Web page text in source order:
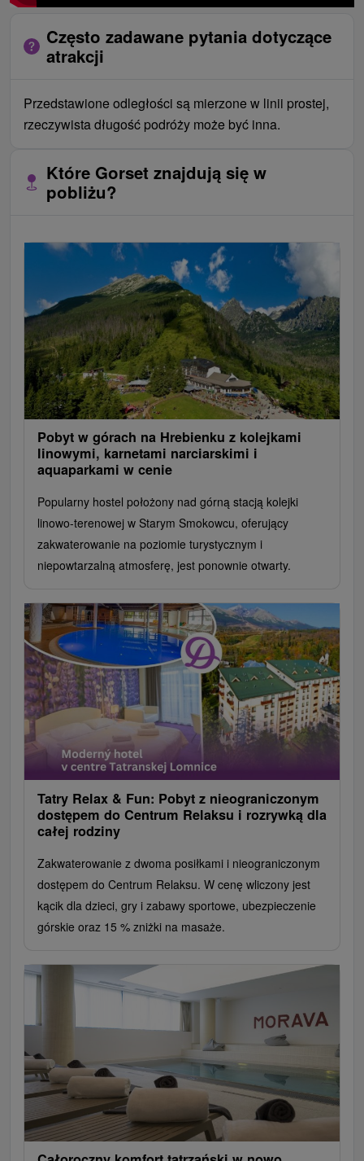
Często zadawane pytania dotyczące
atrakcji
Przedstawione odległości są mierzone w linii prostej,
rzeczywista długość podróży może być inna.
Które Gorset znajdują się w
pobliżu?
Pobyt w górach na Hrebienku z kolejkami
linowymi, karnetami narciarskimi i
aquaparkami w cenie
Popularny hostel położony nad górną stacją kolejki
linowo-terenowej w Starym Smokowcu, oferujący
zakwaterowanie na poziomie turystycznym i
niepowtarzalną atmosferę, jest ponownie otwarty.
Tatry Relax & Fun: Pobyt z nieograniczonym
dostępem do Centrum Relaksu i rozrywką dla
całej rodziny
Zakwaterowanie z dwoma posiłkami i nieograniczonym
dostępem do Centrum Relaksu. W cenę wliczony jest
kącik dla dzieci, gry i zabawy sportowe, ubezpieczenie
górskie oraz 15 % zniżki na masaże.